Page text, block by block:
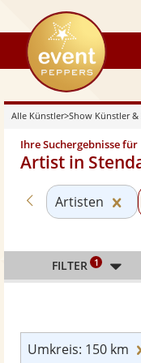
eventpeppers
Alle Künstler>Show Künstler &
Ihre Suchergebnisse für
Artist in
Zurück zu
Artisten
Umkreis: 150 km
FILTER 1